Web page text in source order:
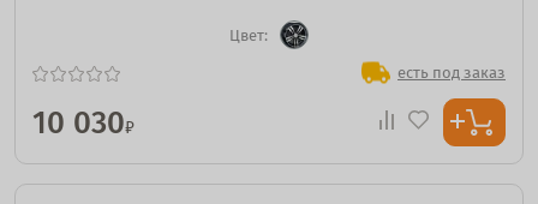
Цвет:
есть под заказ
10 030₽